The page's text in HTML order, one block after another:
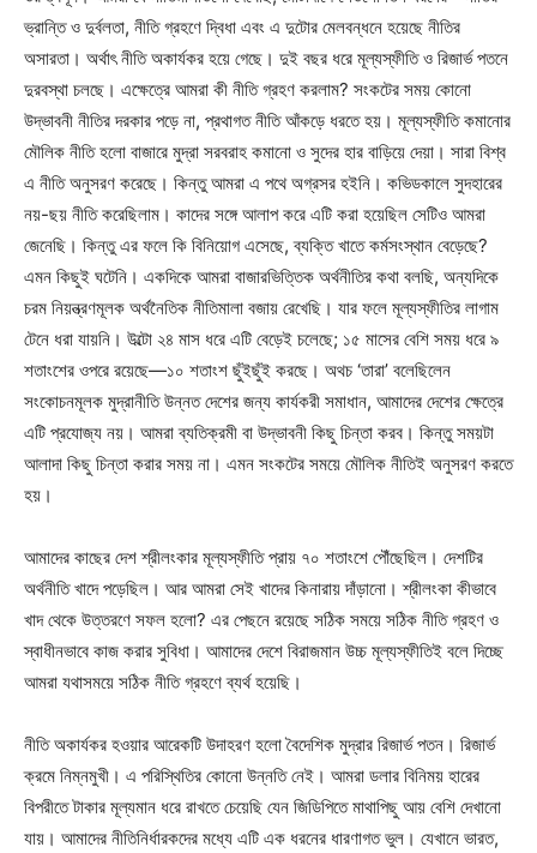
ভ্রান্তি ও দুর্বলতা, নীতি গ্রহণে দ্বিধা এবং এ দুটোর মেলবন্ধনে হয়েছে নীতির
অসারতা। অর্থাৎ নীতি অকার্যকর হয়ে গেছে। দুই বছর ধরে মূল্যস্ফীতি ও রিজার্ভ পতনে
দুরবস্থা চলছে। এক্ষেত্রে আমরা কী নীতি গ্রহণ করলাম? সংকটের সময় কোনো
উদ্ভাবনী নীতির দরকার পড়ে না, প্রথাগত নীতি আঁকড়ে ধরতে হয়। মূল্যস্ফীতি কমানোর
মৌলিক নীতি হলো বাজারে মুদ্রা সরবরাহ কমানো ও সুদের হার বাড়িয়ে দেয়া। সারা বিশ্ব
এ নীতি অনুসরণ করেছে। কিন্তু আমরা এ পথে অগ্রসর হইনি। কভিডকালে সুদহারের
নয়-ছয় নীতি করেছিলাম। কাদের সঙ্গে আলাপ করে এটি করা হয়েছিল সেটিও আমরা
জেনেছি। কিন্তু এর ফলে কি বিনিয়োগ এসেছে, ব্যক্তি খাতে কর্মসংস্থান বেড়েছে?
এমন কিছুই ঘটেনি। একদিকে আমরা বাজারভিত্তিক অর্থনীতির কথা বলছি, অন্যদিকে
চরম নিয়ন্ত্রণমূলক অর্থনৈতিক নীতিমালা বজায় রেখেছি। যার ফলে মূল্যস্ফীতির লাগাম
টেনে ধরা যায়নি। উল্টো ২৪ মাস ধরে এটি বেড়েই চলেছে; ১৫ মাসের বেশি সময় ধরে ৯
শতাংশের ওপরে রয়েছে—১০ শতাংশ ছুঁইছুঁই করছে। অথচ ‘তারা’ বলেছিলেন
সংকোচনমূলক মুদ্রানীতি উন্নত দেশের জন্য কার্যকরী সমাধান, আমাদের দেশের ক্ষেত্রে
এটি প্রযোজ্য নয়। আমরা ব্যতিক্রমী বা উদ্ভাবনী কিছু চিন্তা করব। কিন্তু সময়টা
আলাদা কিছু চিন্তা করার সময় না। এমন সংকটের সময়ে মৌলিক নীতিই অনুসরণ করতে
হয়।
আমাদের কাছের দেশ শ্রীলংকার মূল্যস্ফীতি প্রায় ৭০ শতাংশে পৌঁছেছিল। দেশটির
অর্থনীতি খাদে পড়েছিল। আর আমরা সেই খাদের কিনারায় দাঁড়ানো। শ্রীলংকা কীভাবে
খাদ থেকে উত্তরণে সফল হলো? এর পেছনে রয়েছে সঠিক সময়ে সঠিক নীতি গ্রহণ ও
স্বাধীনভাবে কাজ করার সুবিধা। আমাদের দেশে বিরাজমান উচ্চ মূল্যস্ফীতিই বলে দিচ্ছে
আমরা যথাসময়ে সঠিক নীতি গ্রহণে ব্যর্থ হয়েছি।
নীতি অকার্যকর হওয়ার আরেকটি উদাহরণ হলো বৈদেশিক মুদ্রার রিজার্ভ পতন। রিজার্ভ
ক্রমে নিম্নমুখী। এ পরিস্থিতির কোনো উন্নতি নেই। আমরা ডলার বিনিময় হারের
বিপরীতে টাকার মূল্যমান ধরে রাখতে চেয়েছি যেন জিডিপিতে মাথাপিছু আয় বেশি দেখানো
যায়। আমাদের নীতিনির্ধারকদের মধ্যে এটি এক ধরনের ধারণাগত ভুল। যেখানে ভারত,